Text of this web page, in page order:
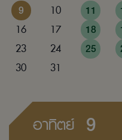
9
10 11
16
17 18
23
24 25
30
31
อาทิตย์ 9